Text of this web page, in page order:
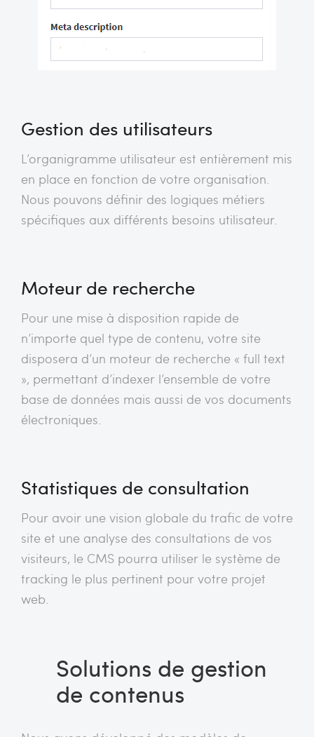
Gestion des utilisateurs
L’organigramme utilisateur est entièrement mis
en place en fonction de votre organisation.
Nous pouvons définir des logiques métiers
spécifiques aux différents besoins utilisateur.
Moteur de recherche
Pour une mise à disposition rapide de
n’importe quel type de contenu, votre site
disposera d’un moteur de recherche « full text
», permettant d’indexer l’ensemble de votre
base de données mais aussi de vos documents
électroniques.
Statistiques de consultation
Pour avoir une vision globale du trafic de votre
site et une analyse des consultations de vos
visiteurs, le CMS pourra utiliser le système de
tracking le plus pertinent pour votre projet
web.
Solutions de gestion
de contenus